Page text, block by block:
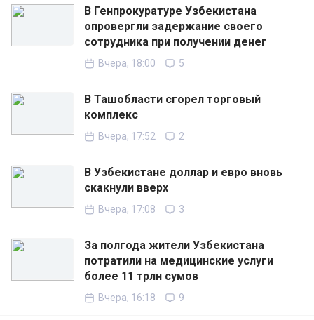
В Генпрокуратуре Узбекистана
опровергли задержание своего
сотрудника при получении денег
Вчера, 18:00 5
В Ташобласти сгорел торговый
комплекс
Вчера, 17:52 2
В Узбекистане доллар и евро вновь
скакнули вверх
Вчера, 17:08 3
За полгода жители Узбекистана
потратили на медицинские услуги
более 11 трлн сумов
Вчера, 16:18 9